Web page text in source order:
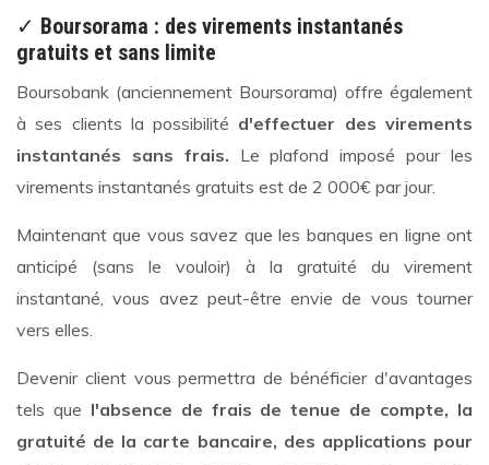
✓ Boursorama : des virements instantanés
gratuits et sans limite
Boursobank (anciennement Boursorama) offre également
à ses clients la possibilité d'effectuer des virements
instantanés sans frais. Le plafond imposé pour les
virements instantanés gratuits est de 2 000€ par jour.
Maintenant que vous savez que les banques en ligne ont
anticipé (sans le vouloir) à la gratuité du virement
instantané, vous avez peut-être envie de vous tourner
vers elles.
Devenir client vous permettra de bénéficier d'avantages
tels que l'absence de frais de tenue de compte, la
gratuité de la carte bancaire, des applications pour